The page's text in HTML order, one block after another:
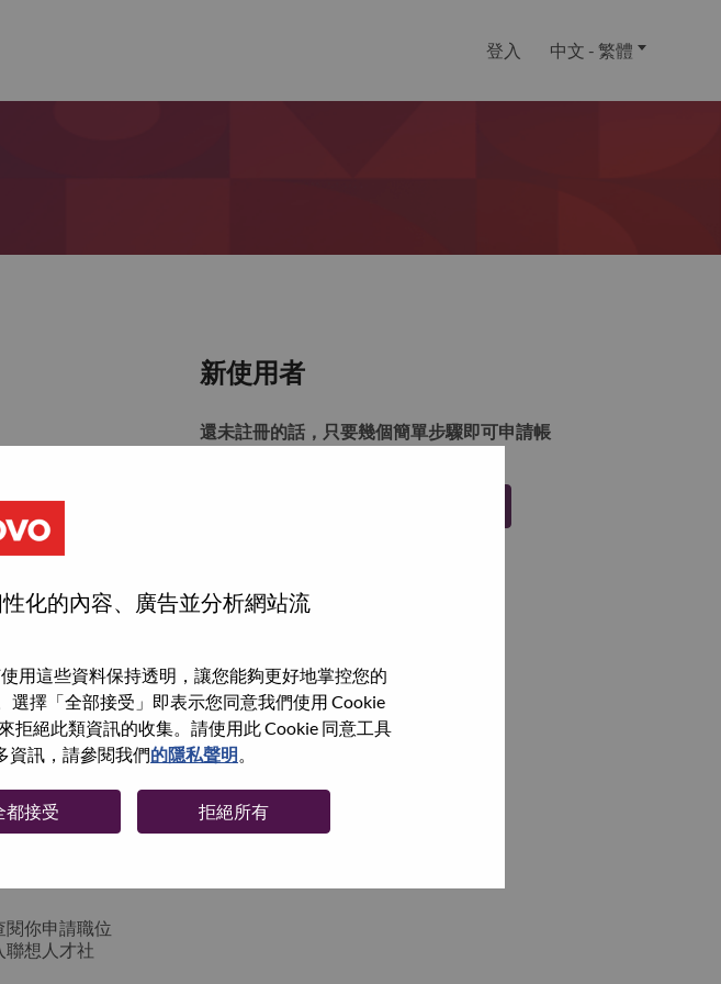
化的內容、廣告並分析網站流
用這些資料保持透明，讓您能夠更好地掌控您的
選擇「全部接受」即表示您同意我們使用 Cookie
拒絕此類資訊的收集。請使用此 Cookie 同意工具
資訊，請參閱我們的隱私聲明。
都接受 拒絕所有
登入 中文 - 繁體
登入資料
請
截圖。我們
你申請職位
聯想人才社
新使用者
還未註冊的話，只要幾個簡單步驟即可申請帳